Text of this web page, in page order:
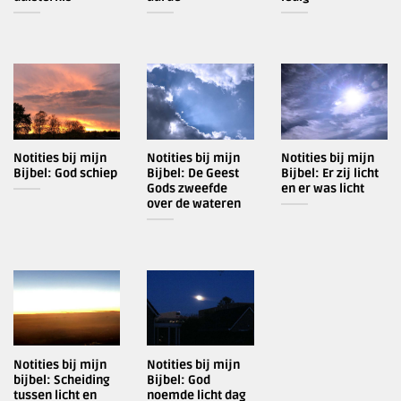
Notities bij mijn
Bijbel: God schiep
Notities bij mijn
Bijbel: De Geest
Gods zweefde
over de wateren
Notities bij mijn
Bijbel: Er zij licht
en er was licht
Notities bij mijn
bijbel: Scheiding
tussen licht en
Notities bij mijn
Bijbel: God
noemde licht dag